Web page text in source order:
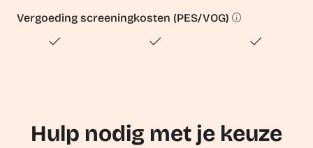
Vergoeding screeningkosten (PES/VOG)
Hulp nodig met je keuze